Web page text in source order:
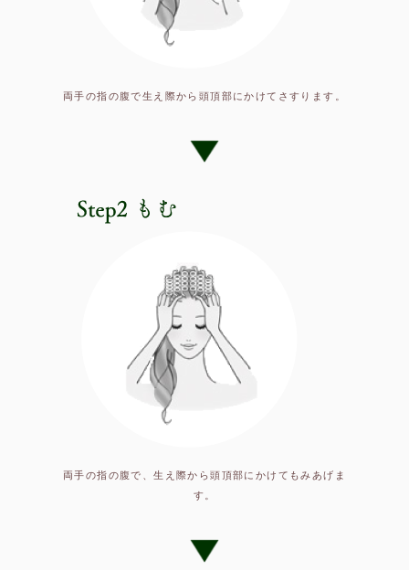
両手の指の腹で生え際から頭頂部にかけてさすります。
両手の指の腹で、生え際から頭頂部にかけてもみあげま
す。